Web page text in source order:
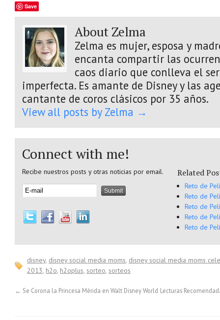
Save
About Zelma
Zelma es mujer, esposa y
encanta compartir las
caos diario que conlleva el
imperfecta. Es amante de Disney y las
cantante de coros clásicos por 35 años.
View all posts by Zelma →
Connect with me!
Recibe nuestros posts y otras noticias por email. Related
Reto de
Reto de
Reto de
Reto de
Reto de
disney, disney social media moms, disney social media moms
2013, h2o, h2oplus, sorteo, sorteos
← Se Corona la Princesa Mérida en Walt Disney World Lecturas